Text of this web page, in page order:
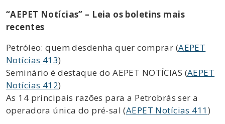
“AEPET Notícias” – Leia os boletins mais
recentes
Petróleo: quem desdenha quer comprar (AEPET
Notícias 413)
Seminário é destaque do AEPET NOTÍCIAS (AEPET
Notícias 412)
As 14 principais razões para a Petrobrás ser a
operadora única do pré-sal (AEPET Notícias 411)